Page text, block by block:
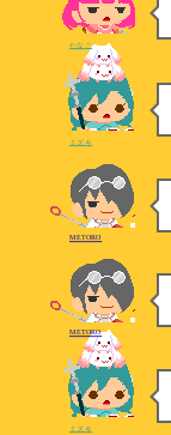
たなこ
ミズキ
METORO
METORO
ミズキ